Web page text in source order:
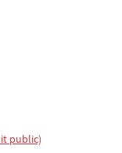
public)